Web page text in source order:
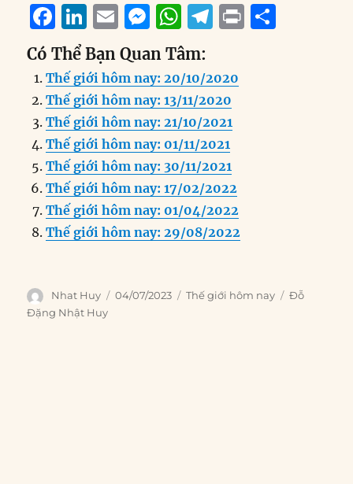
F
a
c
e
b
o
o
k
Li
n
k
e
d
I
n
E
m
ai
l
M
e
ss
e
n
g
er
W
h
at
s
A
p
p
T
e
g
r
a
m
P
Có Thể Bạn Quan Tâm:
Thế giới hôm nay: 20/10/2020
Thế giới hôm nay: 13/11/2020
Thế giới hôm nay: 21/10/2021
Thế giới hôm nay: 01/11/2021
Thế giới hôm nay: 30/11/2021
Thế giới hôm nay: 17/02/2022
Thế giới hôm nay: 01/04/2022
Thế giới hôm nay: 29/08/2022
Author
Nhat Huy
Posted
04/07/2023 Categories
Thế giới hôm nay Tags
Đỗ
Đặng Nhật Huy